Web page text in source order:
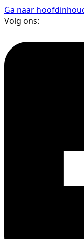
Ga naar
Volg ons: